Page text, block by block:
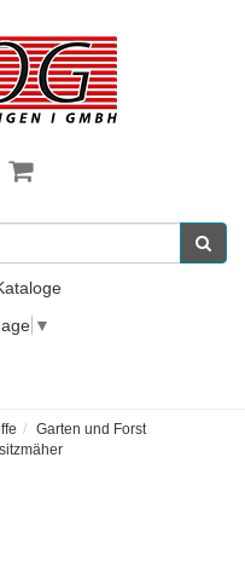
▼
Garten und Forst